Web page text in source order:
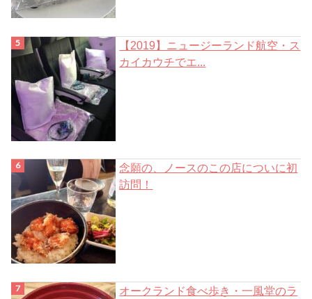
【2019】ニュージーランド航空・ス
カイカウチでエ...
念願の、ノースのこの店についに初
訪問！
オークランド食べ歩き・一風堂のラ